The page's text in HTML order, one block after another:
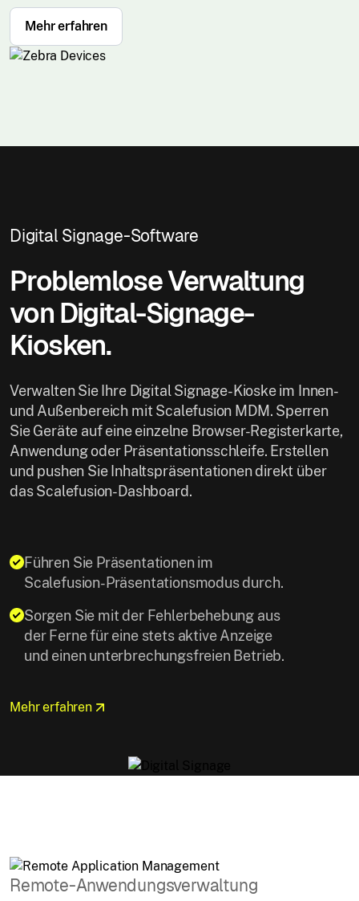
Mehr erfahren
Digital Signage-Software
Problemlose Verwaltung
von Digital-Signage-
Kiosken.
Verwalten Sie Ihre Digital Signage-Kioske im Innen-
und Außenbereich mit Scalefusion MDM. Sperren
Sie Geräte auf eine einzelne Browser-Registerkarte,
Anwendung oder Präsentationsschleife. Erstellen
und pushen Sie Inhaltspräsentationen direkt über
das Scalefusion-Dashboard.
Führen Sie Präsentationen im
Scalefusion-Präsentationsmodus durch.
Sorgen Sie mit der Fehlerbehebung aus
der Ferne für eine stets aktive Anzeige
und einen unterbrechungsfreien Betrieb.
Mehr erfahren
Remote-Anwendungsverwaltung